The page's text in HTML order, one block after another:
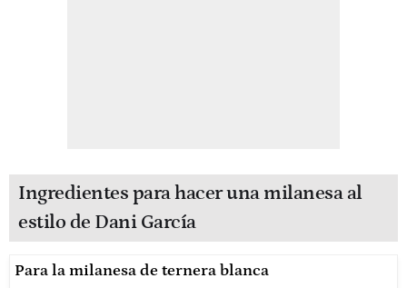
Ingredientes para hacer una milanesa al
estilo de Dani García
Para la milanesa de ternera blanca